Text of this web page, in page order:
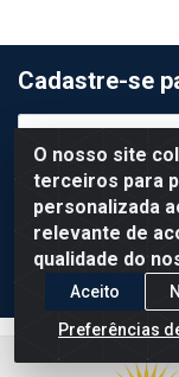
O nosso site
terceiros para
personalizada
relevante de
qualidade do
Aceito
Preferências
Cadastre-se